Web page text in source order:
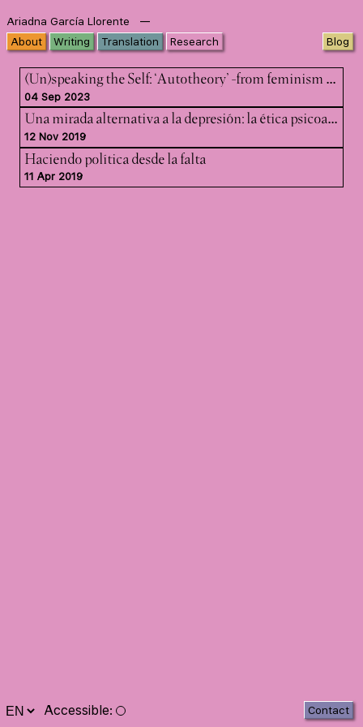
Ariadna García Llorente —
About Writing Translation Research Blog
Contact
Accessible:
(Un
)speaking the Self: ‘Autotheory’ —from feminism to psychoanalysis
04 Sep 2023
Una
mirada alternativa a la depresión: la ética psicoanalítica
12 Nov 2019
Haciendo política desde la falta
11 Apr 2019